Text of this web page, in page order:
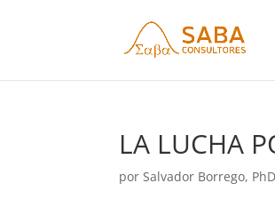
LA LUCHA
porSalvador Borrego,